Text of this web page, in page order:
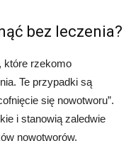
bez leczenia?
które rzekomo
Te przypadki są
się nowotworu”.
i stanowią zaledwie
nowotworów.